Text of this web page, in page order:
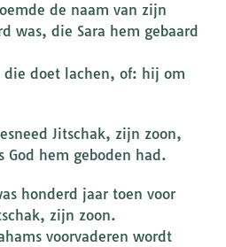
de naam van zijn
was, die Sara hem gebaard
doet lachen, of: hij om
Jitschak, zijn zoon,
God hem geboden had.
honderd jaar toen voor
zijn zoon.
voorvaderen wordt